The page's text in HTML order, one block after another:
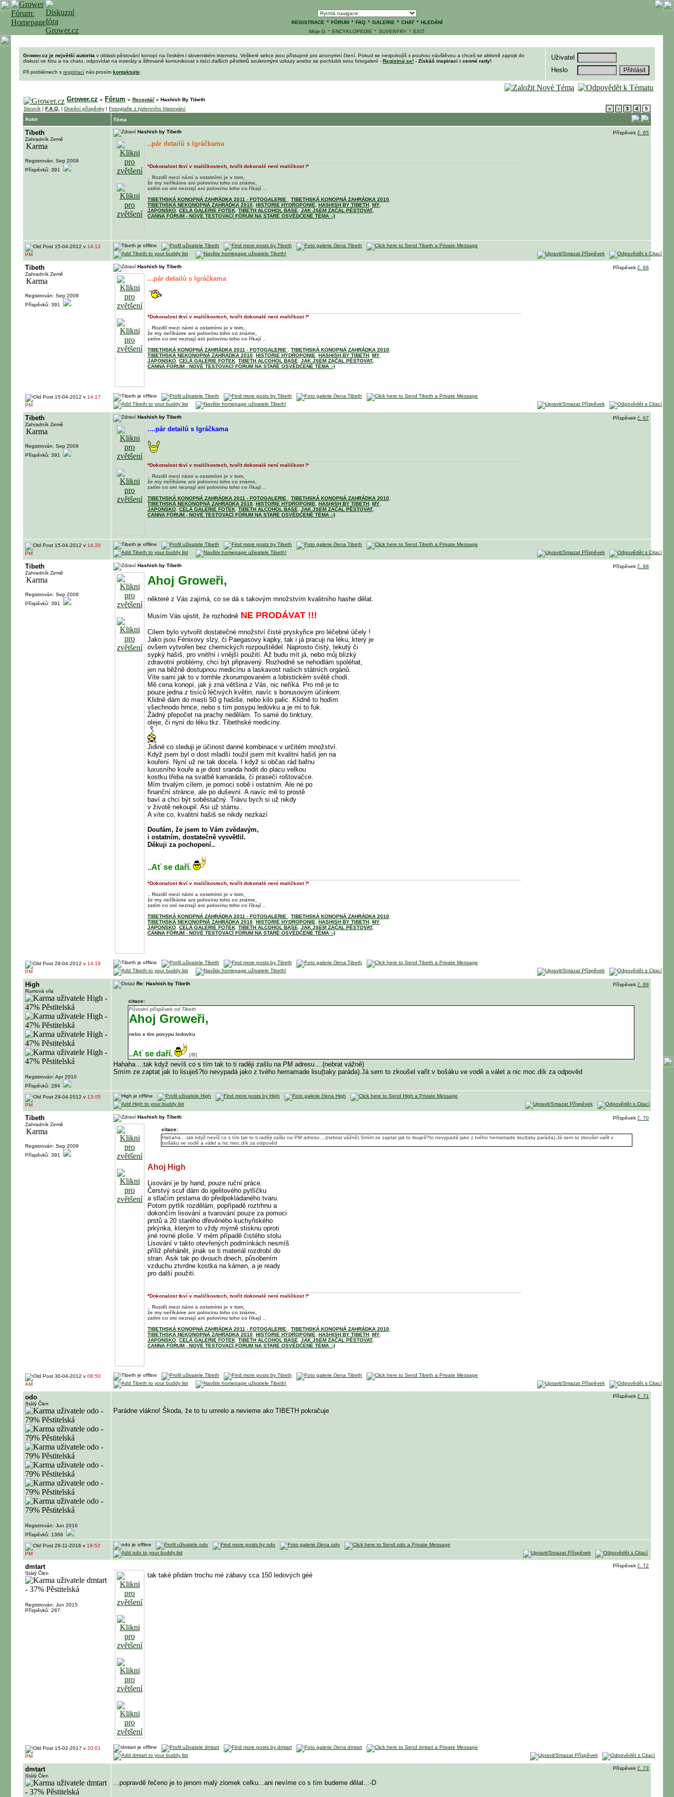
REGISTRACE · FÓRUM· FAQ· GALERIE · CHAT· HLEDÁNÍ
Moje G · ENCYKLOPEDIE · SUVENÝRY · EXIT
Grower.cz je největší autorita v oblasti pěstování konopí na českém i slovenském internetu. Veškeré sekce jsou přístupné pro anonymní čtení. Pokud se nespokojíš s pouhou návštěvou a chceš se aktivně zapojit do
diskusí ve fóru a na chatu, odpovídat na inzeráty a šifrovaně komunikovat s tisíci dalších pěstitelů soukromými vzkazy anebo se pochlubit svou fotogalerií - Registruj se! - Získáš inspiraci i cenné rady!
Při problémech s registrací nás prosím kontaktujte
Uživatel
Heslo
Grower.cz » Fórum » Receptář » Hashish By Tibeth
Slovník | F.A.Q. | Dnešní příspěvky | Fotografie z týdenního hlasování « ‹ 3 4
5
Autor
Téma
Tibeth
Zahradník Země
Registrován: Sep 2009
Příspěvků: 391
Hashish by Tibeth Příspěvek č. 65
..pár detailů s Igráčkama
*Dokonalost tkví v maličkostech, tvořit dokonalé není maličkost !*
.. Rozdíl mezi námi a ostatními je v tom,
že my neříkáme ani polovinu toho co známe,
zatím co oni neznají ani polovinu toho co říkají ..
TIBETHSKÁ KONOPNÁ ZAHRÁDKA 2011 - FOTOGALERIE
TIBETHSKÁ KONOPNÁ ZAHRÁDKA 2010
TIBETHSKÁ NEKONOPNÁ ZAHRÁDKA 2010 HISTORIE HYDROPONIE HASHISH BY TIBETH MY
JAPONSKO CELÁ GALERIE FOTEK TIBETH ALCOHOL BASE
JAK JSEM ZAČAL PĚSTOVAT,
CANNA FÓRUM - NOVÉ TESTOVACÍ FÓRUM NA STARÉ OSVĚDČENÉ TÉMA :-)
15-04-2012 v 14:12
PM
Tibeth
Zahradník Země
Registrován: Sep 2009
Příspěvků: 391
Hashish by Tibeth Příspěvek č. 66
...pár detailů s Igráčkama
*Dokonalost tkví v maličkostech, tvořit dokonalé není maličkost !*
.. Rozdíl mezi námi a ostatními je v tom,
že my neříkáme ani polovinu toho co známe,
zatím co oni neznají ani polovinu toho co říkají ..
TIBETHSKÁ KONOPNÁ ZAHRÁDKA 2011 - FOTOGALERIE
TIBETHSKÁ KONOPNÁ ZAHRÁDKA 2010
TIBETHSKÁ NEKONOPNÁ ZAHRÁDKA 2010 HISTORIE HYDROPONIE HASHISH BY TIBETH MY
JAPONSKO CELÁ GALERIE FOTEK TIBETH ALCOHOL BASE
JAK JSEM ZAČAL PĚSTOVAT,
CANNA FÓRUM - NOVÉ TESTOVACÍ FÓRUM NA STARÉ OSVĚDČENÉ TÉMA :-)
15-04-2012 v 14:17
PM
Tibeth
Zahradník Země
Registrován: Sep 2009
Příspěvků: 391
Hashish by Tibeth Příspěvek č. 67
....pár detailů s Igráčkama
*Dokonalost tkví v maličkostech, tvořit dokonalé není maličkost !*
.. Rozdíl mezi námi a ostatními je v tom,
že my neříkáme ani polovinu toho co známe,
zatím co oni neznají ani polovinu toho co říkají ..
TIBETHSKÁ KONOPNÁ ZAHRÁDKA 2011 - FOTOGALERIE
TIBETHSKÁ KONOPNÁ ZAHRÁDKA 2010
TIBETHSKÁ NEKONOPNÁ ZAHRÁDKA 2010 HISTORIE HYDROPONIE HASHISH BY TIBETH MY
JAPONSKO CELÁ GALERIE FOTEK TIBETH ALCOHOL BASE
JAK JSEM ZAČAL PĚSTOVAT,
CANNA FÓRUM - NOVÉ TESTOVACÍ FÓRUM NA STARÉ OSVĚDČENÉ TÉMA :-)
15-04-2012 v 14:20
PM
Tibeth
Zahradník Země
Registrován: Sep 2009
Příspěvků: 391
Hashish by Tibeth Příspěvek č. 68
Ahoj Groweři,
některé z Vás zajímá, co se dá s takovým množstvím kvalitního hashe dělat.
Musím Vás ujistit, že rozhodně NE PRODÁVAT !!!
Cílem bylo vytvořit dostatečné množství čisté pryskyřice pro léčebné účely !
Jako jsou Fénixovy slzy, či Paegasovy kapky, tak i já pracuji na léku, který je
ovšem vytvořen bez chemických rozpouštědel. Naprosto čistý, tekutý či
sypký hašiš, pro vnitřní i vnější použití. Až budu mít já, nebo můj blízký
zdravotní problémy, chci být připravený. Rozhodně se nehodlám spoléhat,
jen na běžně dostupnou medicínu a laskavost našich státních orgánů.
Víte sami jak to v tomhle zkorumpovaném a lobistickém světě chodí.
Mě cena konopí, jak ji zná většina z Vás, nic neříká. Pro mě je to
pouze jedna z tisíců léčivých květin, navíc s bonusovým účinkem.
Klidně dám do masti 50 g hašiše, nebo kilo palic. Klidně to hodím
všechnodo hrnce, nebo s tím posypu ledovku a je mi to fuk.
Žádný přepočet na prachy nedělám. To samé do tinktury,
oleje, či nyní do léku tkz. Tibethské medicíny.
Jidiné co sleduji je účinost danné kombinace v určitém množství.
Když jsem byl o dost mladší toužil jsem mít kvalitní hašiš jen na
kouření. Nyní už ne tak docela. I když si občas rád bafnu
luxusního kouře a je dost sranda hodit do placu velkou
kostku třeba na svatbě kamaráda, či prasečí roštovačce.
Mím trvalým cílem, je pomoci sobě i ostatním. Ale né po
finanční stránce, ale po duševní. A navíc mě to prostě
baví a chci být soběstačný. Trávu bych si už nikdy
v životě nekoupil. Asi už stárnu..
A víte co, kvalitní hašiš se nikdy nezkazí
Doufám, že jsem to Vám zvědavým,
i ostatním, dostatečně vysvětlil.
Děkuji za pochopení..
..Ať se daří.
*Dokonalost tkví v maličkostech, tvořit dokonalé není maličkost !*
.. Rozdíl mezi námi a ostatními je v tom,
že my neříkáme ani polovinu toho co známe,
zatím co oni neznají ani polovinu toho co říkají ..
TIBETHSKÁ KONOPNÁ ZAHRÁDKA 2011 - FOTOGALERIE
TIBETHSKÁ KONOPNÁ ZAHRÁDKA 2010
TIBETHSKÁ NEKONOPNÁ ZAHRÁDKA 2010 HISTORIE HYDROPONIE HASHISH BY TIBETH MY
JAPONSKO CELÁ GALERIE FOTEK TIBETH ALCOHOL BASE
JAK JSEM ZAČAL PĚSTOVAT,
CANNA FÓRUM - NOVÉ TESTOVACÍ FÓRUM NA STARÉ OSVĚDČENÉ TÉMA :-)
28-04-2012 v 14:19
PM
High
Rumová víla
Registrován: Apr 2010
Příspěvků: 284
Re: Hashish by Tibeth Příspěvek č. 69
citace:
Původní příspěvek od Tibeth
Ahoj Groweři,
nebo s tím posypu ledovku
..Ať se daří. [/B]
Hahaha....tak když nevíš co s tím tak to ti raději zašlu na PM adresu....(nebrat vážně)
Smím ze zaptat jak to lisuješ?to nevypadá jako z tvého hemamade lisu(taky paráda).Já sem to zkoušel vařit v bošáku ve vodě a válet a nic moc.dík za odpověd
29-04-2012 v 13:05
PM
Tibeth
Zahradník Země
Registrován: Sep 2009
Příspěvků: 391
Hashish by Tibeth Příspěvek č. 70
citace:
Hahaha....tak když nevíš co s tím tak to ti raději zašlu na PM adresu....(nebrat vážně) Smím ze zaptat jak to lisuješ?to nevypadá jako z tvého hemamade lisu(taky paráda).Já sem to zkoušel vařit v
bošáku ve vodě a válet a nic moc.dík za odpověd
Ahoj High
Lisování je by hand, pouze ruční práce.
Čerstvý scuf dám do igelitového pytlíčku
a stlačím prstama do předpokládaného tvaru.
Potom pytlík rozdělám, popřípadě roztrhnu a
dokončím lisování a tvarování pouze za pomoci
prstů a 20 starého dřevěného kuchyňského
prkýnka, kterým to vždy mýrně stisknu oproti
jiné rovné ploše. V mém případě čistého stolu.
Lisování v takto otevřených podmínkách nesmíš
příliž přehánět, jinak se ti materiál rozdrobí do
stran. Asik tak po dvouch dnech, působením
vzduchu ztvrdne kostka na kámen, a je ready
pro další použití.
*Dokonalost tkví v maličkostech, tvořit dokonalé není maličkost !*
.. Rozdíl mezi námi a ostatními je v tom,
že my neříkáme ani polovinu toho co známe,
zatím co oni neznají ani polovinu toho co říkají ..
TIBETHSKÁ KONOPNÁ ZAHRÁDKA 2011 - FOTOGALERIE
TIBETHSKÁ KONOPNÁ ZAHRÁDKA 2010
TIBETHSKÁ NEKONOPNÁ ZAHRÁDKA 2010 HISTORIE HYDROPONIE HASHISH BY TIBETH MY
JAPONSKO CELÁ GALERIE FOTEK TIBETH ALCOHOL BASE
JAK JSEM ZAČAL PĚSTOVAT,
CANNA FÓRUM - NOVÉ TESTOVACÍ FÓRUM NA STARÉ OSVĚDČENÉ TÉMA :-)
30-04-2012 v 08:50
AM
odo
Stálý Člen
Registrován: Jun 2016
Příspěvků: 1366
Příspěvek č. 71
Parádne vlákno! Škoda, že to tu umrelo a nevieme ako TIBETH pokračuje
26-11-2016 v 19:52
PM
dmtart
Stálý Člen
Registrován: Jun 2015
Příspěvků: 287
Příspěvek č. 72
tak také přidám trochu mé zábavy cca 150 ledových géé
15-02-2017 v 20:01
PM
dmtart
Stálý Člen
Příspěvek č. 73
...popravdě řečeno je to jenom malý zlomek celku...ani nevíme co s tím budeme dělat..:-D